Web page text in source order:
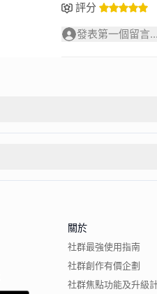
評分
發表第一個留言...
關於
社群最強使用指南
社群創作有價企劃
社群焦點功能及升級